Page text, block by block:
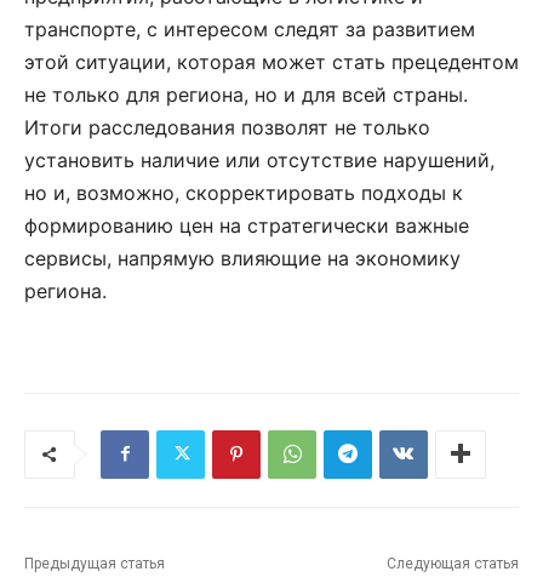
транспорте, с интересом следят за развитием
этой ситуации, которая может стать прецедентом
не только для региона, но и для всей страны.
Итоги расследования позволят не только
установить наличие или отсутствие нарушений,
но и, возможно, скорректировать подходы к
формированию цен на стратегически важные
сервисы, напрямую влияющие на экономику
региона.
Предыдущая статья Следующая статья